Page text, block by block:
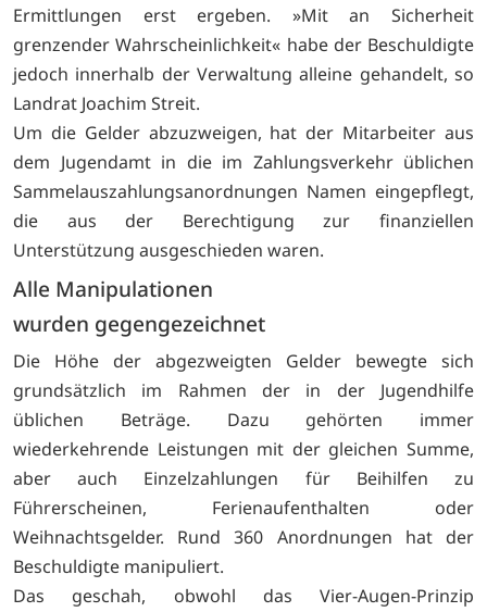
Ermittlungen erst ergeben. »Mit an Sicherheit
grenzender Wahrscheinlichkeit« habe der Beschuldigte
jedoch innerhalb der Verwaltung alleine gehandelt, so
Landrat Joachim Streit.
Um die Gelder abzuzweigen, hat der Mitarbeiter aus
dem Jugendamt in die im Zahlungsverkehr üblichen
Sammelauszahlungsanordnungen Namen eingepflegt,
die aus der Berechtigung zur finanziellen
Unterstützung ausgeschieden waren.
Alle Manipulationen
wurden gegengezeichnet
Die Höhe der abgezweigten Gelder bewegte sich
grundsätzlich im Rahmen der in der Jugendhilfe
üblichen Beträge. Dazu gehörten immer
wiederkehrende Leistungen mit der gleichen Summe,
aber auch Einzelzahlungen für Beihilfen zu
Führerscheinen, Ferienaufenthalten oder
Weihnachtsgelder. Rund 360 Anordnungen hat der
Beschuldigte manipuliert.
Das geschah, obwohl das Vier-Augen-Prinzip